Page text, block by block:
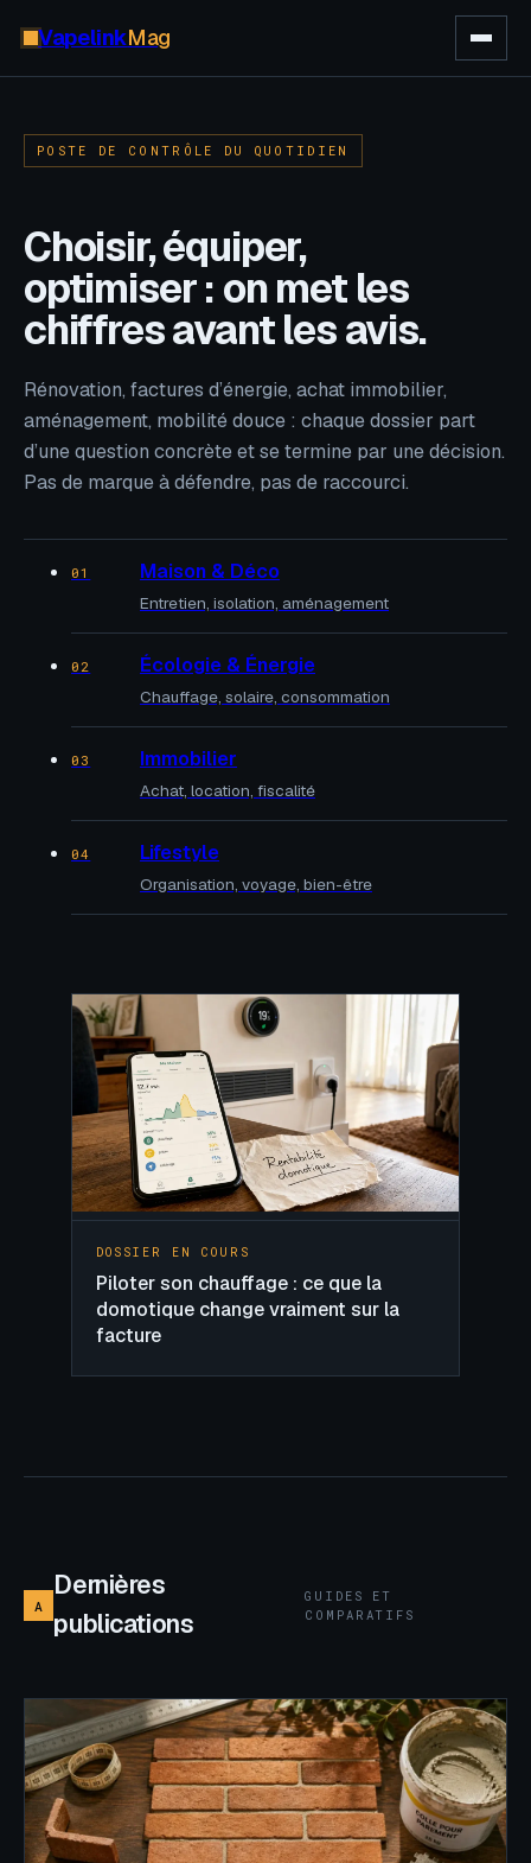
VapelinkMag
POSTE DE CONTRÔLE DU QUOTIDIEN
Choisir, équiper,
optimiser : on met les
chiffres avant les avis.
Rénovation, factures d’énergie, achat immobilier,
aménagement, mobilité douce : chaque dossier part
d’une question concrète et se termine par une décision.
Pas de marque à défendre, pas de raccourci.
01 Maison & Déco
Entretien, isolation, aménagement
02 Écologie & Énergie
Chauffage, solaire, consommation
03 Immobilier
Achat, location, fiscalité
04 Lifestyle
Organisation, voyage, bien-être
DOSSIER EN COURS
Piloter son chauffage : ce que la
domotique change vraiment sur la
facture
A
Dernières
publications
GUIDES ET
COMPARATIFS